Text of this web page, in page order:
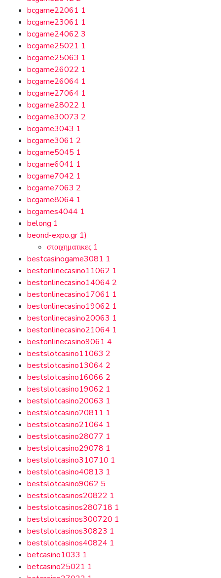
bcgame22061 1
bcgame23061 1
bcgame24062 3
bcgame25021 1
bcgame25063 1
bcgame26022 1
bcgame26064 1
bcgame27064 1
bcgame28022 1
bcgame30073 2
bcgame3043 1
bcgame3061 2
bcgame5045 1
bcgame6041 1
bcgame7042 1
bcgame7063 2
bcgame8064 1
bcgames4044 1
belong 1
beond-expo.gr 1)
στοιχηματικες 1
bestcasinogame3081 1
bestonlinecasino11062 1
bestonlinecasino14064 2
bestonlinecasino17061 1
bestonlinecasino19062 1
bestonlinecasino20063 1
bestonlinecasino21064 1
bestonlinecasino9061 4
bestslotcasino11063 2
bestslotcasino13064 2
bestslotcasino16066 2
bestslotcasino19062 1
bestslotcasino20063 1
bestslotcasino20811 1
bestslotcasino21064 1
bestslotcasino28077 1
bestslotcasino29078 1
bestslotcasino310710 1
bestslotcasino40813 1
bestslotcasino9062 5
bestslotcasinos20822 1
bestslotcasinos280718 1
bestslotcasinos300720 1
bestslotcasinos30823 1
bestslotcasinos40824 1
betcasino1033 1
betcasino25021 1